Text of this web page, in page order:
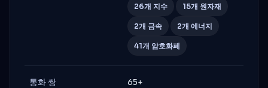
26개 지수 15개 원자재
2개 금속 2개 에너지
41개 암호화폐
통화 쌍 65+